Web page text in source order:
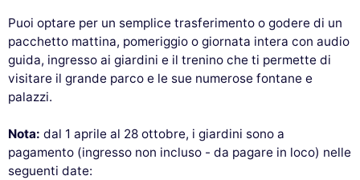
Puoi optare per un semplice trasferimento o godere di un
pacchetto mattina, pomeriggio o giornata intera con audio
guida, ingresso ai giardini e il trenino che ti permette di
visitare il grande parco e le sue numerose fontane e
palazzi.
Nota: dal 1 aprile al 28 ottobre, i giardini sono a
pagamento (ingresso non incluso - da pagare in loco) nelle
seguenti date: